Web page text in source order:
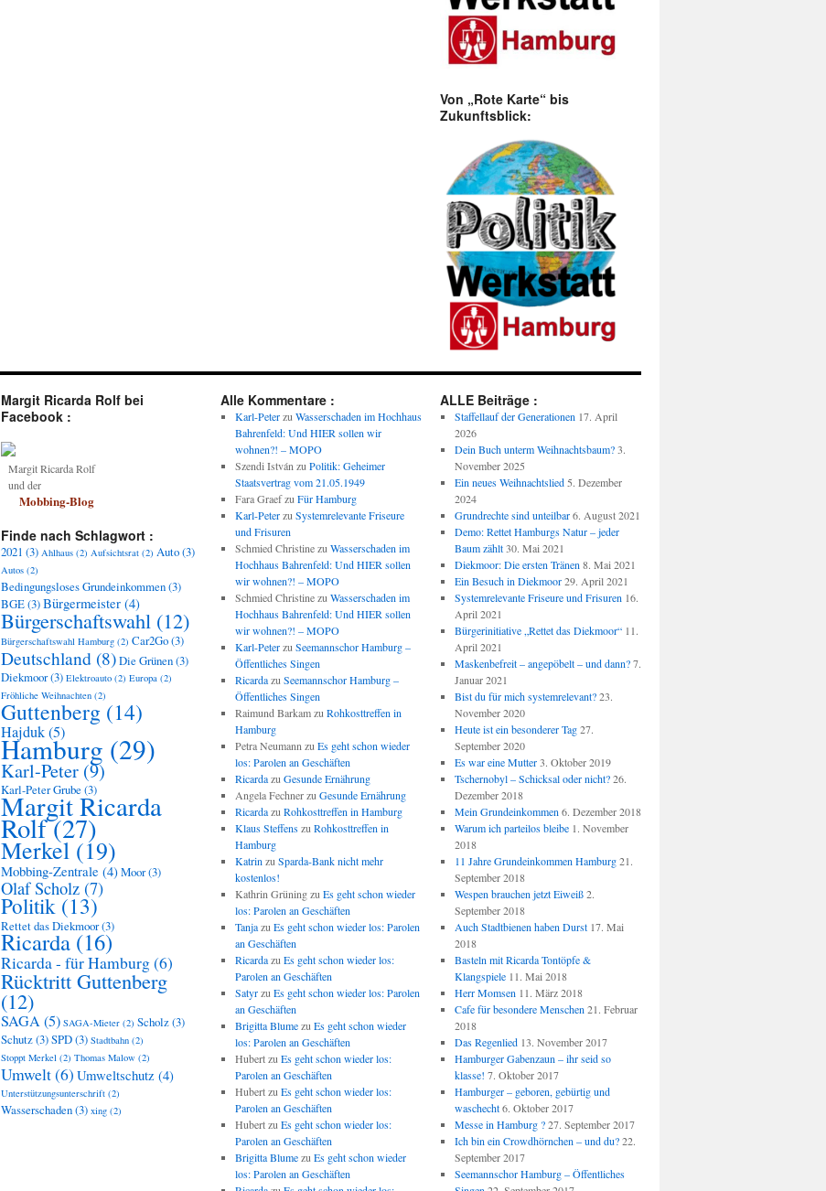
Von „Rote Karte“ bis
Zukunftsblick:
Margit Ricarda Rolf bei
Facebook :
Margit Ricarda Rolf
und der
Mobbing-Blog
Finde nach Schlagwort :
2021 (3) Ahlhaus (2) Aufsichtsrat (2) Auto(3)
Autos (2)
Bedingungsloses Grundeinkommen(3)
BGE(3)Bürgermeister (4)
Bürgerschaftswahl (12)
Bürgerschaftswahl Hamburg (2) Car2Go(3)
Deutschland (8)Die Grünen(3)
Diekmoor(3) Elektroauto (2) Europa (2)
Fröhliche Weihnachten (2)
Guttenberg (14)
Hajduk(5)
Hamburg (29)
Karl-Peter (9)
Karl-Peter Grube(3)
Margit Ricarda
Rolf(27)
Merkel (19)
Mobbing-Zentrale (4)Moor(3)
Olaf Scholz (7)
Politik (13)
Rettet das Diekmoor(3)
Ricarda (16)
Ricarda - für Hamburg(6)
Rücktritt Guttenberg
(12)
SAGA(5) SAGA-Mieter (2) Scholz(3)
Schutz(3)SPD(3) Stadtbahn (2)
Stoppt Merkel (2) Thomas Malow (2)
Umwelt(6) Umweltschutz (4)
Unterstützungsunterschrift (2)
Wasserschaden(3) xing (2)
Alle Kommentare :
Karl-Peterzu Wasserschaden im Hochhaus
Bahrenfeld: Und HIER sollen wir
wohnen?! – MOPO
Szendi István zu Politik: Geheimer
Staatsvertrag vom 21.05.1949
Fara Graefzu Für Hamburg
Karl-Peterzu Systemrelevante Friseure
und Frisuren
Schmied Christinezu Wasserschaden im
Hochhaus Bahrenfeld: Und HIER sollen
wir wohnen?! – MOPO
Schmied Christinezu Wasserschaden im
Hochhaus Bahrenfeld: Und HIER sollen
wir wohnen?! – MOPO
Karl-Peterzu Seemannschor Hamburg –
Öffentliches Singen
Ricardazu Seemannschor Hamburg –
Öffentliches Singen
Raimund Barkamzu Rohkosttreffen in
Hamburg
Petra Neumann zu Es geht schon wieder
los: Parolen an Geschäften
Ricardazu Gesunde Ernährung
Angela Fechnerzu Gesunde Ernährung
Ricardazu Rohkosttreffen in Hamburg
Klaus Steffenszu Rohkosttreffen in
Hamburg
Katrin zu Sparda-Bank nicht mehr
kostenlos!
Kathrin Grüningzu Es geht schon wieder
los: Parolen an Geschäften
Tanjazu Es geht schon wieder los: Parolen
an Geschäften
Ricardazu Es geht schon wieder los:
Parolen an Geschäften
Satyrzu Es geht schon wieder los: Parolen
an Geschäften
Brigitta Blumezu Es geht schon wieder
los: Parolen an Geschäften
Hubertzu Es geht schon wieder los:
Parolen an Geschäften
Hubertzu Es geht schon wieder los:
Parolen an Geschäften
Hubertzu Es geht schon wieder los:
Parolen an Geschäften
Brigitta Blumezu Es geht schon wieder
los: Parolen an Geschäften
ALLE Beiträge :
Staffellauf der Generationen 17. April
2026
Dein Buch unterm Weihnachtsbaum? 3.
November 2025
Ein neues Weihnachtslied 5. Dezember
2024
Grundrechte sind unteilbar 6. August 2021
Demo: Rettet Hamburgs Natur – jeder
Baum zählt 30. Mai 2021
Diekmoor: Die ersten Tränen 8. Mai 2021
Ein Besuch in Diekmoor 29. April 2021
Systemrelevante Friseure und Frisuren 16.
April 2021
Bürgerinitiative „Rettet das Diekmoor“ 11.
April 2021
Maskenbefreit – angepöbelt – und dann? 7.
Januar 2021
Bist du für mich systemrelevant? 23.
November 2020
Heute ist ein besonderer Tag 27.
September 2020
Es war eine Mutter 3. Oktober 2019
Tschernobyl – Schicksal oder nicht? 26.
Dezember 2018
Mein Grundeinkommen 6. Dezember 2018
Warum ich parteilos bleibe 1. November
2018
11 Jahre Grundeinkommen Hamburg 21.
September 2018
Wespen brauchen jetzt Eiweiß 2.
September 2018
Auch Stadtbienen haben Durst 17. Mai
2018
Basteln mit Ricarda Tontöpfe &
Klangspiele 11. Mai 2018
Herr Momsen 11. März 2018
Cafe für besondere Menschen 21. Februar
2018
Das Regenlied 13. November 2017
Hamburger Gabenzaun – ihr seid so
klasse! 7. Oktober 2017
Hamburger – geboren, gebürtig und
waschecht 6. Oktober 2017
Messe in Hamburg ? 27. September 2017
Ich bin ein Crowdhörnchen – und du? 22.
September 2017
Seemannschor Hamburg – Öffentliches